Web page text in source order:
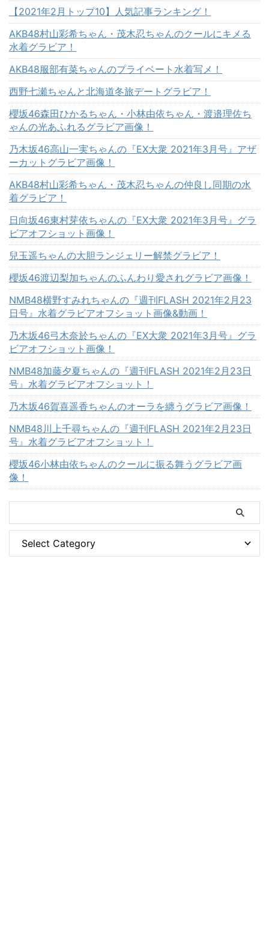
【2021年2月トップ10】人気記事ランキング！
AKB48村山彩希ちゃん・茂木忍ちゃんのクールにキメる
水着グラビア！
AKB48服部有菜ちゃんのプライベート水着写メ！
西野七瀬ちゃんと北海道冬旅デートグラビア！
櫻坂46森田ひかるちゃん・小林由依ちゃん・渡邉理佐ち
ゃんの光あふれるグラビア画像！
乃木坂46高山一実ちゃんの『EX大衆 2021年3月号』アザ
ーカットグラビア画像！
AKB48村山彩希ちゃん・茂木忍ちゃんの仲良し同期の水
着グラビア！
日向坂46東村芽依ちゃんの『EX大衆 2021年3月号』グラ
ビアオフショット画像！
兒玉遥ちゃんの大胆ランジェリー解禁グラビア！
櫻坂46渡辺梨加ちゃんのふんわり愛されグラビア画像！
NMB48横野すみれちゃんの『週刊FLASH 2021年2月23
日号』水着グラビアオフショット画像&動画！
乃木坂46弓木奈於ちゃんの『EX大衆 2021年3月号』グラ
ビアオフショット画像！
NMB48加藤夕夏ちゃんの『週刊FLASH 2021年2月23日
号』水着グラビアオフショット！
乃木坂46賀喜遥香ちゃんのオーラを纏うグラビア画像！
NMB48川上千尋ちゃんの『週刊FLASH 2021年2月23日
号』水着グラビアオフショット！
櫻坂46小林由依ちゃんのクールに振る舞うグラビア画
像！